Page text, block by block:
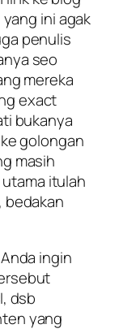
ini agak
penulis
seo
mereka
exact
bukanya
golongan
masih
itulah
bedakan
ingin
dsb
yang